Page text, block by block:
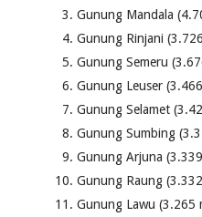
Gunung Mandala
Gunung Rinjani
Gunung Semeru
Gunung Leuser
Gunung Selamet
Gunung Sumbing
Gunung Arjuna
Gunung Raung
Gunung Lawu (3.265